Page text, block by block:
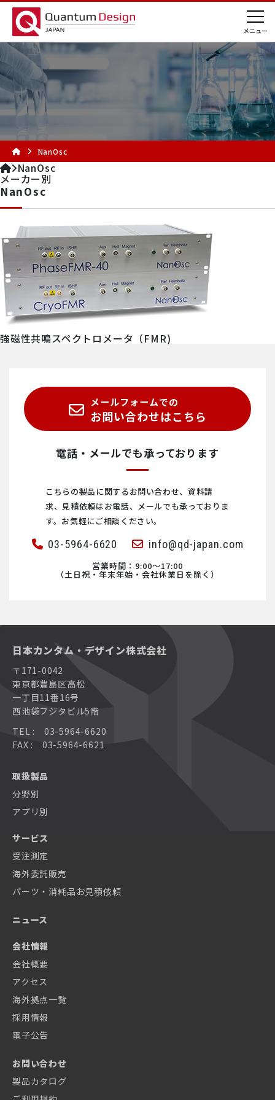
NanOsc
NanOsc
メーカー別
NanOsc
強磁性共鳴スペクトロメータ（FMR)
メールフォームでの
お問い合わせはこちら
電話・メールでも承っております
こちらの製品に関するお問い合わせ、資料請
求、見積依頼はお電話、メールでも承っておりま
す。お気軽にご相談ください。
03-5964-6620 info@qd-japan.com
営業時間：9:00〜17:00
（土日祝・年末年始・会社休業日を除く）
取扱製品
分野別
アプリ別
サービス
受注測定
海外委託販売
パーツ・消耗品お見積依頼
ニュース
会社情報
会社概要
アクセス
海外拠点一覧
採用情報
電子公告
お問い合わせ
製品カタログ
日本カンタム・デザイン株式会社
〒171-0042
東京都豊島区高松
一丁目11番16号
西池袋フジタビル5階
TEL : 03-5964-6620
FAX : 03-5964-6621